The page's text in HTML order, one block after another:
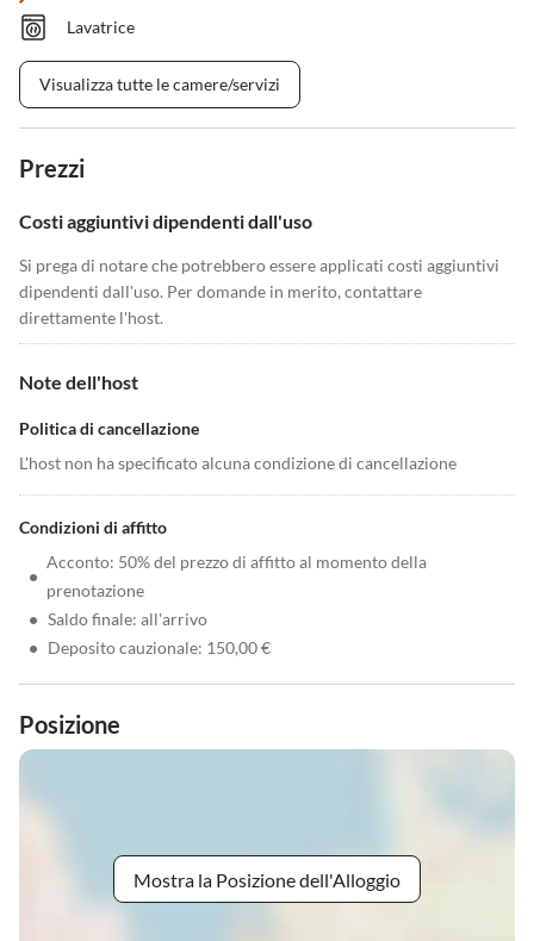
Lavatrice
Visualizza tutte le camere/servizi
Prezzi
Costi aggiuntivi dipendenti dall'uso
Si prega di notare che potrebbero essere applicati costi aggiuntivi
dipendenti dall'uso. Per domande in merito, contattare
direttamente l'host.
Note dell'host
Politica di cancellazione
L'host non ha specificato alcuna condizione di cancellazione
Condizioni di affitto
•
Acconto: 50% del prezzo di affitto al momento della
prenotazione
• Saldo finale: all'arrivo
• Deposito cauzionale: 150,00 €
Posizione
Mostra la Posizione dell'Alloggio